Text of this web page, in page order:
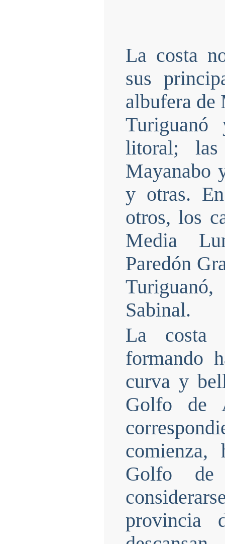
La costa
sus
albufera de
litoral; las
Mayanabo
y otras.
otros, los
Media
Paredón
Sabinal.
La costa
formando
curva y
Golfo de
Golfo de
provincia